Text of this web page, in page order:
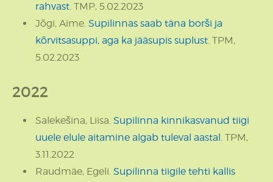
rahvast. TMP, 5.02.2023
Jõgi, Aime. Supilinnas saab täna borši ja
kõrvitsasuppi, aga ka jääsupis suplust. TPM,
5.02.2023
2022
Salekešina, Liisa. Supilinna kinnikasvanud tiigi
uuele elule aitamine algab tuleval aastal. TPM,
3.11.2022
Raudmäe, Egeli. Supilinna tiigile tehti kallis